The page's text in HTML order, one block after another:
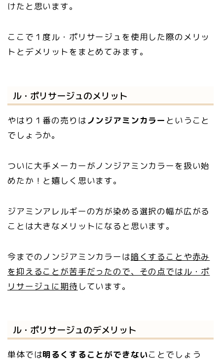
けたと思います。
ここで１度ル・ポリサージュを使用した際のメリッ
トとデメリットをまとめてみます。
ル・ポリサージュのメリット
やはり１番の売りはノンジアミンカラー ということ
でしょうか。
ついに大手メーカーがノンジアミンカラーを扱い始
めたか！と嬉しく思います。
ジアミンアレルギーの方が染める選択の幅が広がる
ことは大きなメリットになると思います。
今までのノンジアミンカラーは暗くすることや赤み
を抑えることが苦手だったので、その点ではル・ポ
リサージュに期待 しています。
ル・ポリサージュのデメリット
単体では明るくすることができないことでしょう